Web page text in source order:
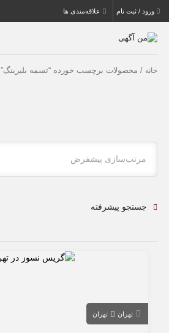
ورود / ثبت نام علاقه‌مندی ها
خانه / محصولات برچسب خورده “تسمه بلبرینگ”
مرتب‌سازی پیشفرض
جستجو پیشرفته
تهران تهران